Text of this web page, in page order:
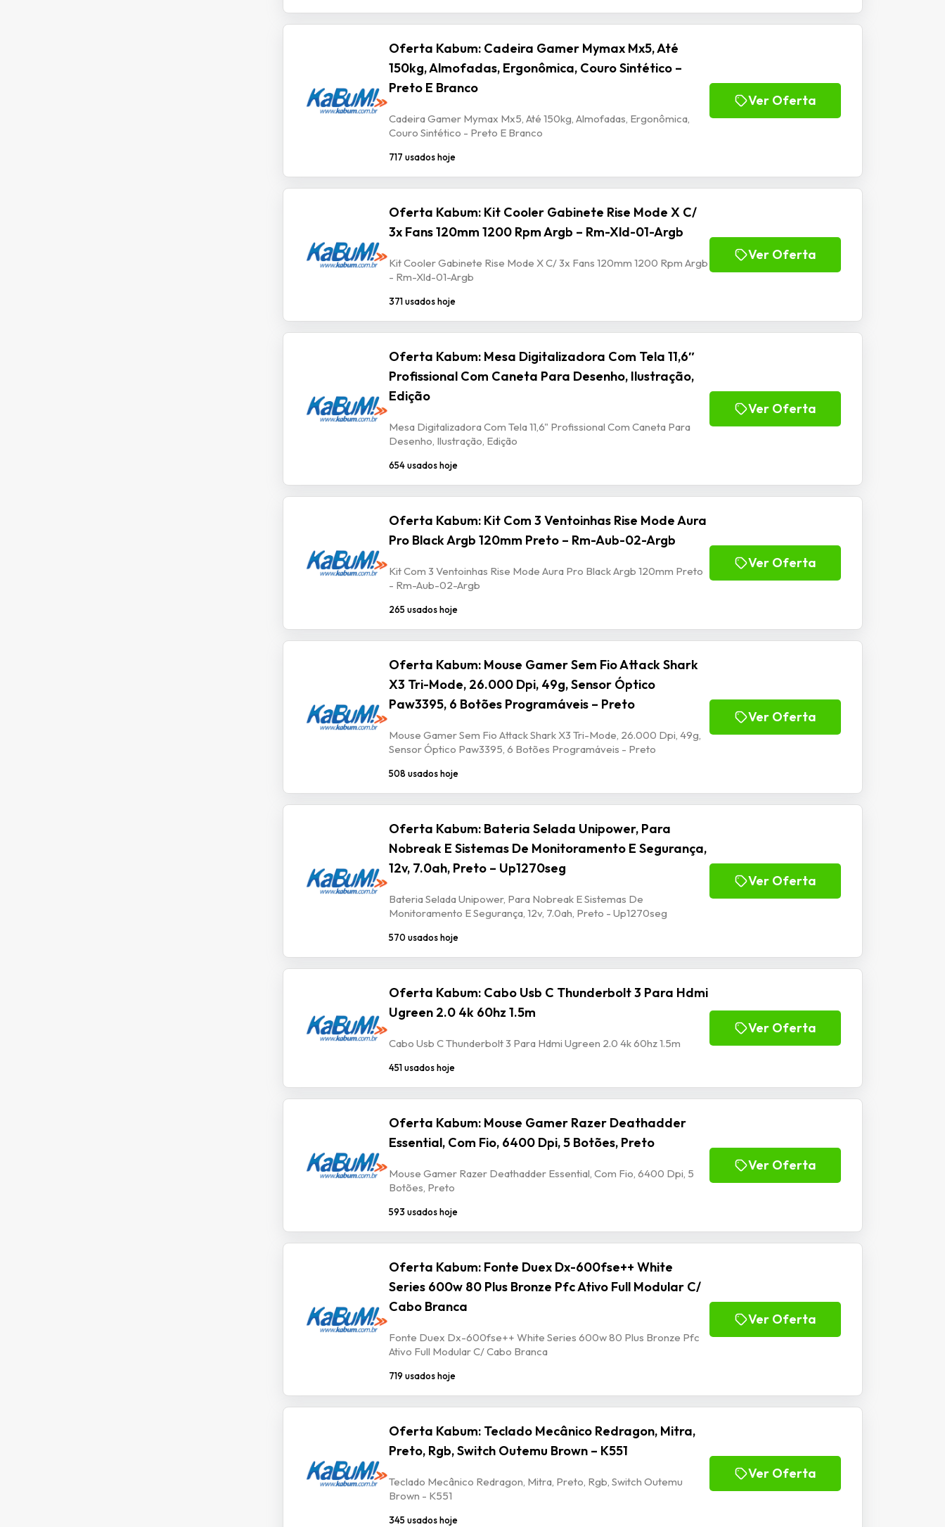
Oferta Kabum: Cadeira Gamer Mymax Mx5, Até
150kg, Almofadas, Ergonômica, Couro Sintético –
Preto E Branco
Cadeira Gamer Mymax Mx5, Até 150kg, Almofadas, Ergonômica,
Couro Sintético - Preto E Branco
717 usados hoje
Ver Oferta
Oferta Kabum: Kit Cooler Gabinete Rise Mode X C/
3x Fans 120mm 1200 Rpm Argb – Rm-Xld-01-Argb
Kit Cooler Gabinete Rise Mode X C/ 3x Fans 120mm 1200 Rpm Argb
- Rm-Xld-01-Argb
371 usados hoje
Ver Oferta
Oferta Kabum: Mesa Digitalizadora Com Tela 11,6″
Profissional Com Caneta Para Desenho, Ilustração,
Edição
Mesa Digitalizadora Com Tela 11,6" Profissional Com Caneta Para
Desenho, Ilustração, Edição
654 usados hoje
Ver Oferta
Oferta Kabum: Kit Com 3 Ventoinhas Rise Mode Aura
Pro Black Argb 120mm Preto – Rm-Aub-02-Argb
Kit Com 3 Ventoinhas Rise Mode Aura Pro Black Argb 120mm Preto
- Rm-Aub-02-Argb
265 usados hoje
Ver Oferta
Oferta Kabum: Mouse Gamer Sem Fio Attack Shark
X3 Tri-Mode, 26.000 Dpi, 49g, Sensor Óptico
Paw3395, 6 Botões Programáveis – Preto
Mouse Gamer Sem Fio Attack Shark X3 Tri-Mode, 26.000 Dpi, 49g,
Sensor Óptico Paw3395, 6 Botões Programáveis - Preto
508 usados hoje
Ver Oferta
Oferta Kabum: Bateria Selada Unipower, Para
Nobreak E Sistemas De Monitoramento E Segurança,
12v, 7.0ah, Preto – Up1270seg
Bateria Selada Unipower, Para Nobreak E Sistemas De
Monitoramento E Segurança, 12v, 7.0ah, Preto - Up1270seg
570 usados hoje
Ver Oferta
Oferta Kabum: Cabo Usb C Thunderbolt 3 Para Hdmi
Ugreen 2.0 4k 60hz 1.5m
Cabo Usb C Thunderbolt 3 Para Hdmi Ugreen 2.0 4k 60hz 1.5m
451 usados hoje
Ver Oferta
Oferta Kabum: Mouse Gamer Razer Deathadder
Essential, Com Fio, 6400 Dpi, 5 Botões, Preto
Mouse Gamer Razer Deathadder Essential, Com Fio, 6400 Dpi, 5
Botões, Preto
593 usados hoje
Ver Oferta
Oferta Kabum: Fonte Duex Dx-600fse++ White
Series 600w 80 Plus Bronze Pfc Ativo Full Modular C/
Cabo Branca
Fonte Duex Dx-600fse++ White Series 600w 80 Plus Bronze Pfc
Ativo Full Modular C/ Cabo Branca
719 usados hoje
Ver Oferta
Oferta Kabum: Teclado Mecânico Redragon, Mitra,
Preto, Rgb, Switch Outemu Brown – K551
Teclado Mecânico Redragon, Mitra, Preto, Rgb, Switch Outemu
Brown - K551
345 usados hoje
Ver Oferta